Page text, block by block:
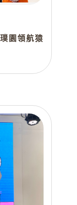
園領航猿